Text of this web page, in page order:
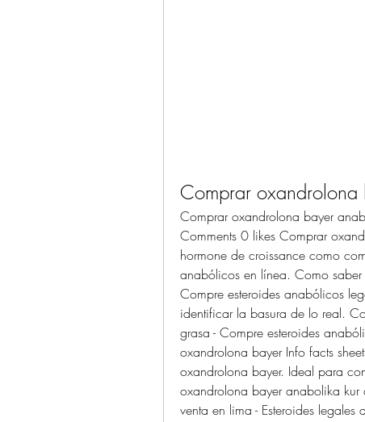
Comprar
Comprar oxandrolona bayer
Comments 0 likes Comprar
hormone de croissance como
anabólicos en línea. Como
Compre esteroides anabólicos
identificar la basura de lo real.
grasa - Compre esteroides
oxandrolona bayer Info facts
oxandrolona bayer. Ideal para
oxandrolona bayer anabolika
venta en lima - Esteroides